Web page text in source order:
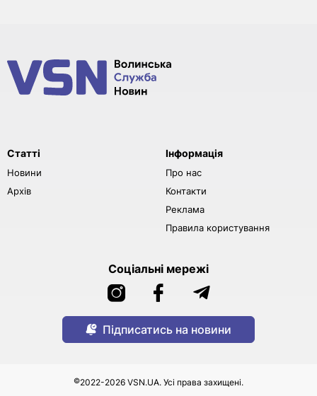
Статті
Новини
Архів
Інформація
Про нас
Контакти
Реклама
Правила користування
Соціальні мережі
Підписатись на новини
©2022-2026 VSN.UA. Усі права захищені.